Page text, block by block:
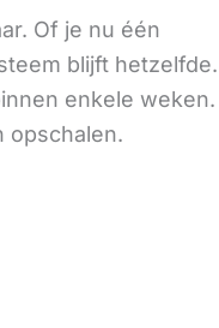
Of je nu één
blijft hetzelfde.
enkele weken.
opschalen.